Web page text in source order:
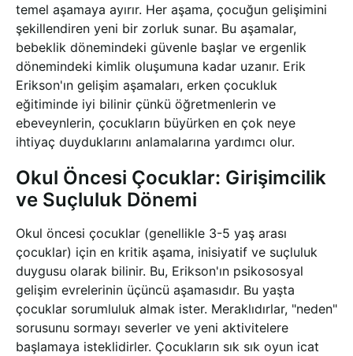
temel aşamaya ayırır. Her aşama, çocuğun gelişimini
şekillendiren yeni bir zorluk sunar. Bu aşamalar,
bebeklik dönemindeki güvenle başlar ve ergenlik
dönemindeki kimlik oluşumuna kadar uzanır. Erik
Erikson'ın gelişim aşamaları, erken çocukluk
eğitiminde iyi bilinir çünkü öğretmenlerin ve
ebeveynlerin, çocukların büyürken en çok neye
ihtiyaç duyduklarını anlamalarına yardımcı olur.
Okul Öncesi Çocuklar: Girişimcilik
ve Suçluluk Dönemi
Okul öncesi çocuklar (genellikle 3-5 yaş arası
çocuklar) için en kritik aşama, inisiyatif ve suçluluk
duygusu olarak bilinir. Bu, Erikson'ın psikososyal
gelişim evrelerinin üçüncü aşamasıdır. Bu yaşta
çocuklar sorumluluk almak ister. Meraklıdırlar, "neden"
sorusunu sormayı severler ve yeni aktivitelere
başlamaya isteklidirler. Çocukların sık sık oyun icat